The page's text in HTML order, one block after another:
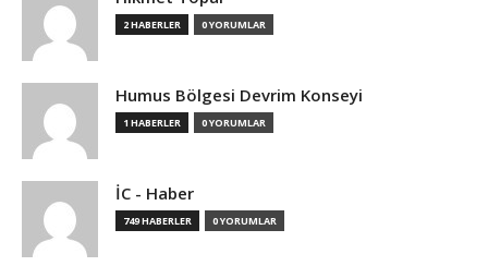
2 HABERLER 0 YORUMLAR
Humus Bölgesi Devrim Konseyi
1 HABERLER 0 YORUMLAR
İC - Haber
749 HABERLER 0 YORUMLAR